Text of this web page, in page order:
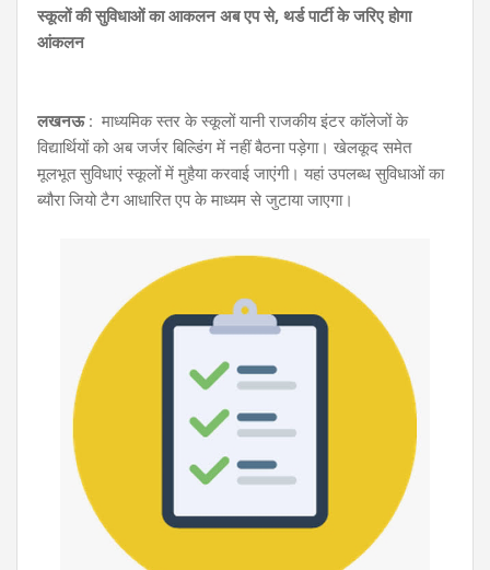
स्कूलों की सुविधाओं का आकलन अब एप से, थर्ड पार्टी के जरिए होगा
आंकलन
लखनऊ: माध्यमिक स्तर के स्कूलों यानी राजकीय इंटर कॉलेजों के
विद्यार्थियों को अब जर्जर बिल्डिंग में नहीं बैठना पड़ेगा। खेलकूद समेत
मूलभूत सुविधाएं स्कूलों में मुहैया करवाई जाएंगी। यहां उपलब्ध सुविधाओं का
ब्यौरा जियो टैग आधारित एप के माध्यम से जुटाया जाएगा।